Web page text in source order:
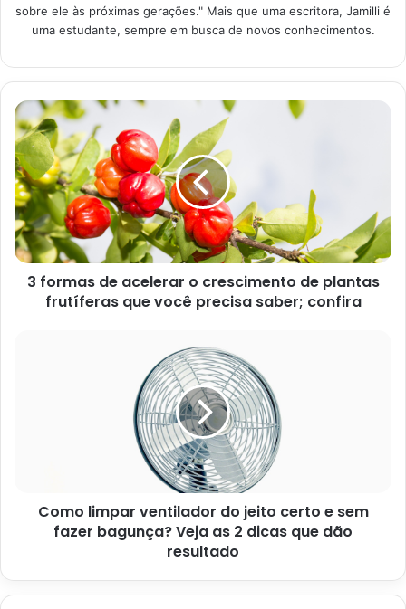
café, são perfeitas para dar disposição. Por isso, são
ideais para as manhãs.
Os chás para consumir pela manhã, dentre outras coisas,
são ricos em uma substância que muita gente pensa que
só tem no café: a cafeína. Portanto, eles substituem muito
bem o cafezinho e vão te dar aquele estimulo extra para as
atividades do dia.
3 chás para consumir pela manhã que substituem o cafezinho
nosso de todo dia; confira – Imagem: Pixabay
3 opções de chás para
consumir pela manhã
sobre ele às próximas gerações." Mais que uma escritora, Jamilli é
uma estudante, sempre em busca de novos conhecimentos.
3 formas de acelerar o crescimento de plantas
frutíferas que você precisa saber; confira
Como limpar ventilador do jeito certo e sem
fazer bagunça? Veja as 2 dicas que dão
resultado